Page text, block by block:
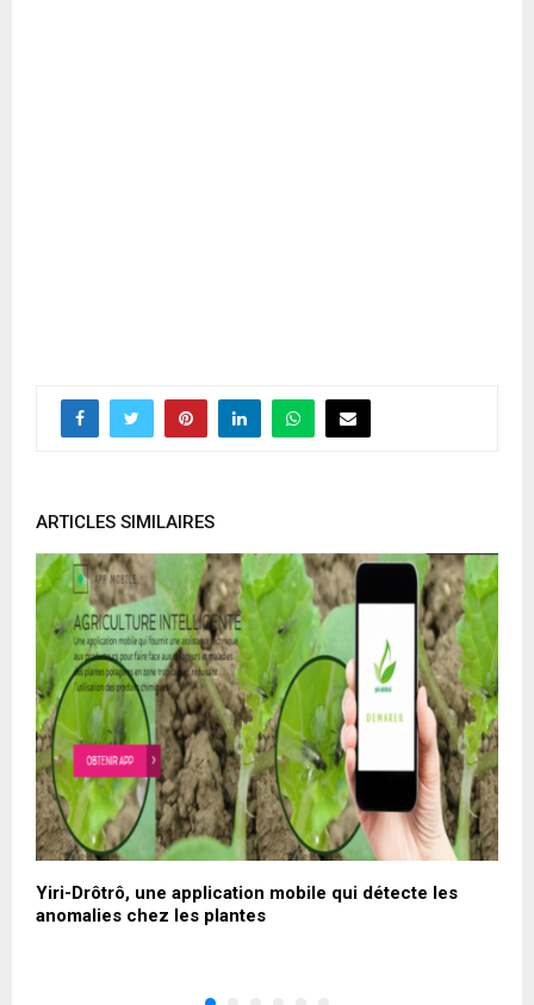
ARTICLES SIMILAIRES
Yiri-Drôtrô, une application mobile qui détecte les
anomalies chez les plantes